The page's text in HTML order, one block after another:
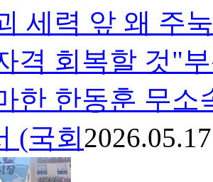
세력 앞 왜 주
격 회복할 것"
한 한동훈 무소
(국회